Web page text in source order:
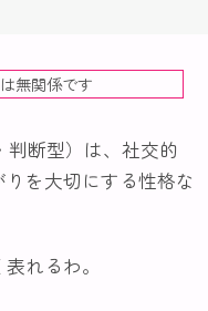
無関係です
判断型）は、社交的
を大切にする性格な
れるわ。